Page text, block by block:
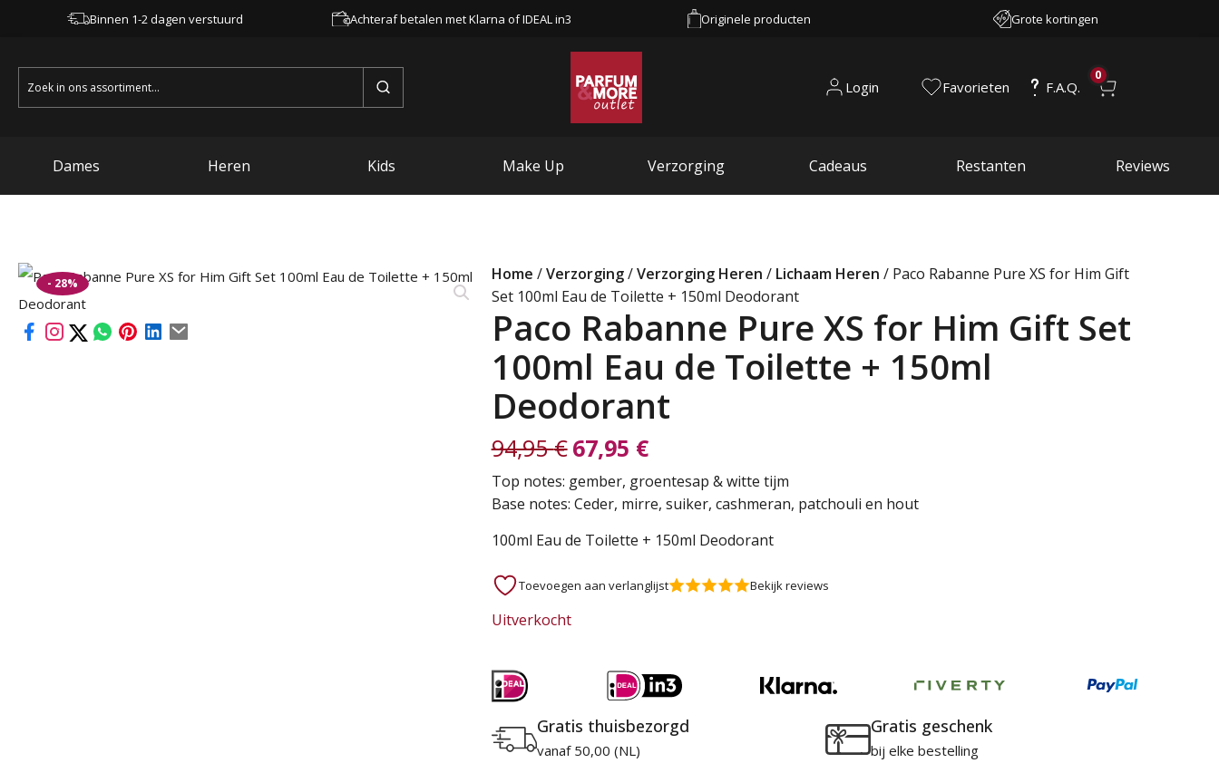
Binnen 1-2 dagen verstuurd Achteraf betalen met Klarna of IDEAL in3 Originele producten Grote kortingen
Zoeken
naar:
Login Favorieten F.A.Q.
0
Dames Heren Kids Make Up Verzorging Cadeaus Restanten Reviews
- 28% Home /Verzorging/Verzorging Heren / Lichaam Heren / Paco Rabanne Pure XS for Him Gift
Set 100ml Eau de Toilette + 150ml Deodorant
Paco Rabanne Pure XS for Him Gift Set
100ml Eau de Toilette + 150ml
Deodorant
94,95€
Oorspronkelijke
prijs
94,95 €.
67,95 €
Huidige
prijs
67,95 €.
Top notes: gember, groentesap & witte tijm
Base notes: Ceder, mirre, suiker, cashmeran, patchouli en hout
100ml Eau de Toilette + 150ml Deodorant
Toevoegen aan verlanglijst Bekijk reviews
Uitverkocht
Gratis thuisbezorgd
vanaf 50,00 (NL)
Gratis geschenk
bij elke bestelling